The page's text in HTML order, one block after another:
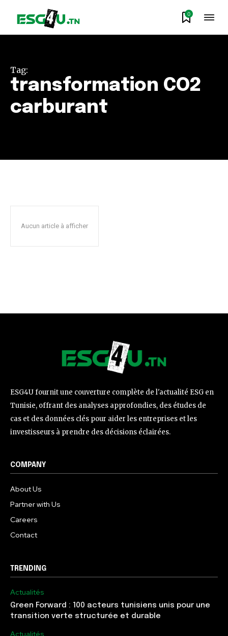
0
Tag:
transformation CO2
carburant
Aucun article à afficher
ESG4U fournit une couverture complète de l'actualité ESG en
Tunisie, offrant des analyses approfondies, des études de
cas et des données clés pour aider les entreprises et les
investisseurs à prendre des décisions éclairées.
COMPANY
About Us
Partner with Us
Careers
Contact
TRENDING
Actualités
Green Forward : 100 acteurs tunisiens unis pour une
transition verte structurée et durable
Actualités